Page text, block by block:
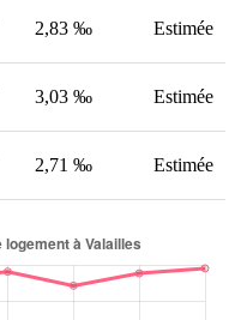
2,83 ‰ Estimée
3,03 ‰ Estimée
2,71 ‰ Estimée